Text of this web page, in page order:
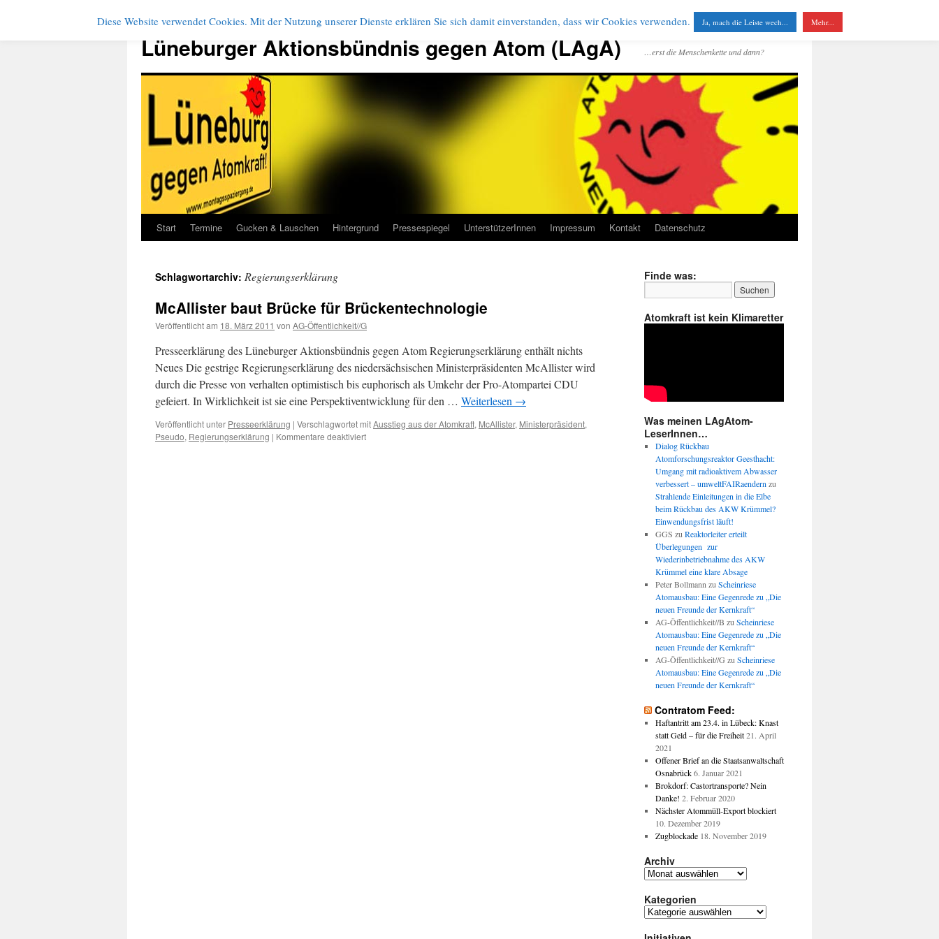
Zum
springen
Lüneburger Aktionsbündnis gegen Atom (LAgA) …erst die Menschenkette und dann?
Start Termine Gucken & Lauschen Hintergrund Pressespiegel UnterstützerInnen Impressum Kontakt Datenschutz
Schlagwortarchiv: Regierungserklärung
McAllister baut Brücke für Brückentechnologie
Veröffentlicht am 18. März 2011 von AG-Öffentlichkeit//G
Presseerklärung des Lüneburger Aktionsbündnis gegen Atom Regierungserklärung enthält nichts
Neues Die gestrige Regierungserklärung des niedersächsischen Ministerpräsidenten McAllister wird
durch die Presse von verhalten optimistisch bis euphorisch als Umkehr der Pro-Atompartei CDU
gefeiert. In Wirklichkeit ist sie eine Perspektiventwicklung für den … Weiterlesen →
Veröffentlicht unter Presseerklärung | Verschlagwortet mitAusstieg aus der Atomkraft, McAllister, Ministerpräsident,
Pseudo, Regierungserklärung | Kommentare deaktiviertfür
Finde was:
Atomkraft ist kein Klimaretter
Was meinen LAgAtom-
LeserInnen…
Dialog Rückbau
Atomforschungsreaktor Geesthacht:
Umgang mit radioaktivem Abwasser
verbessert – umweltFAIRaendern zu
Strahlende Einleitungen in die Elbe
beim Rückbau des AKW Krümmel?
Einwendungsfrist läuft!
GGS zu Reaktorleiter erteilt
Überlegungen zur
Wiederinbetriebnahme des AKW
Krümmel eine klare Absage
Peter Bollmann zu Scheinriese
Atomausbau: Eine Gegenrede zu „Die
neuen Freunde der Kernkraft“
AG-Öffentlichkeit//B zu Scheinriese
Atomausbau: Eine Gegenrede zu „Die
neuen Freunde der Kernkraft“
AG-Öffentlichkeit//G zu Scheinriese
Atomausbau: Eine Gegenrede zu „Die
neuen Freunde der Kernkraft“
Contratom Feed:
Haftantritt am 23.4. in Lübeck: Knast
statt Geld – für die Freiheit 21. April
2021
Offener Brief an die Staatsanwaltschaft
Osnabrück 6. Januar 2021
Brokdorf: Castortransporte? Nein
Danke! 2. Februar 2020
Nächster Atommüll-Export blockiert
10. Dezember 2019
Zugblockade 18. November 2019
Archiv
Archiv
Kategorien
Kategorien
Diese Website verwendet Cookies. Mit der Nutzung unserer Dienste erklären Sie sich damit einverstanden, dass wir Cookies verwenden. Ja, mach die Leiste wech... Mehr...